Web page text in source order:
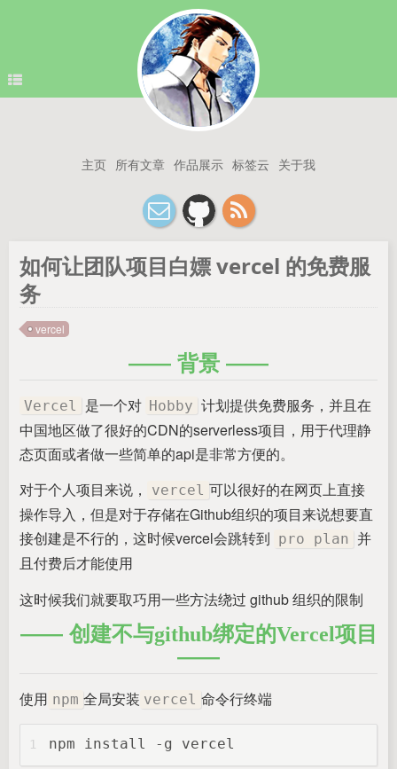
主页 所有文章 作品展示 标签云 关于我
如何让团队项目白嫖 vercel 的免费服
务
vercel
背景
Vercel 是一个对 Hobby 计划提供免费服务，并且在
中国地区做了很好的CDN的serverless项目，用于代理静
态页面或者做一些简单的api是非常方便的。
对于个人项目来说，
vercel 可以很好的在网页上直接
操作导入，但是对于存储在Github组织的项目来说想要直
接创建是不行的，这时候vercel会跳转到 pro plan 并
且付费后才能使用
这时候我们就要取巧用一些方法绕过 github 组织的限制
创建不与github绑定的Vercel项目
使用 npm 全局安装 vercel 命令行终端
1 npm install -g vercel